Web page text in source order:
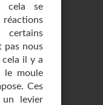
cela se
certains
pas nous
il y a
le moule
Ces
un levier